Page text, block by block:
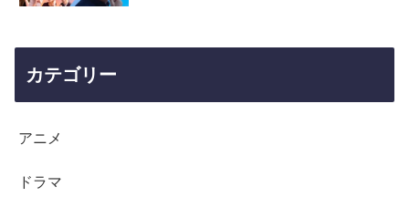
カテゴリー
アニメ
ドラマ